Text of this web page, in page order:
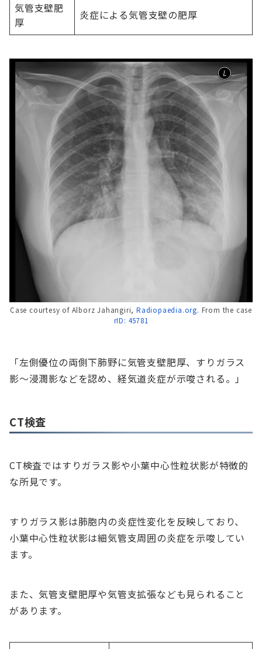
気管支壁肥
厚
炎症による気管支壁の肥厚
Case courtesy of Alborz Jahangiri, Radiopaedia.org. From the case
rID: 45781
「左側優位の両側下肺野に気管支壁肥厚、すりガラス
影～浸潤影などを認め、経気道炎症が示唆される。」
CT検査
CT検査ではすりガラス影や小葉中心性粒状影が特徴的
な所見です。
すりガラス影は肺胞内の炎症性変化を反映しており、
小葉中心性粒状影は細気管支周囲の炎症を示唆してい
ます。
また、気管支壁肥厚や気管支拡張なども見られること
があります。